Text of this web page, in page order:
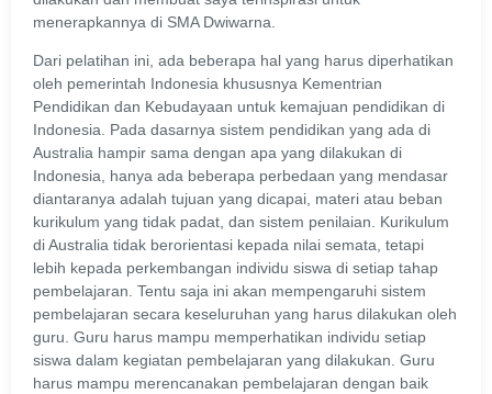
menerapkannya di SMA Dwiwarna.
Dari pelatihan ini, ada beberapa hal yang harus diperhatikan
oleh pemerintah Indonesia khususnya Kementrian
Pendidikan dan Kebudayaan untuk kemajuan pendidikan di
Indonesia. Pada dasarnya sistem pendidikan yang ada di
Australia hampir sama dengan apa yang dilakukan di
Indonesia, hanya ada beberapa perbedaan yang mendasar
diantaranya adalah tujuan yang dicapai, materi atau beban
kurikulum yang tidak padat, dan sistem penilaian. Kurikulum
di Australia tidak berorientasi kepada nilai semata, tetapi
lebih kepada perkembangan individu siswa di setiap tahap
pembelajaran. Tentu saja ini akan mempengaruhi sistem
pembelajaran secara keseluruhan yang harus dilakukan oleh
guru. Guru harus mampu memperhatikan individu setiap
siswa dalam kegiatan pembelajaran yang dilakukan. Guru
harus mampu merencanakan pembelajaran dengan baik